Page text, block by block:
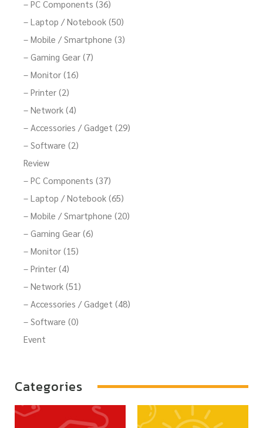
– PC Components (36)
– Laptop / Notebook (50)
– Mobile / Smartphone (3)
– Gaming Gear (7)
– Monitor (16)
– Printer (2)
– Network (4)
– Accessories / Gadget (29)
– Software (2)
Review
– PC Components (37)
– Laptop / Notebook (65)
– Mobile / Smartphone (20)
– Gaming Gear (6)
– Monitor (15)
– Printer (4)
– Network (51)
– Accessories / Gadget (48)
– Software (0)
Event
Categories